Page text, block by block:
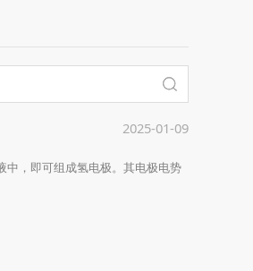
2025-01-09
中，即可组成氢电极。其电极电势